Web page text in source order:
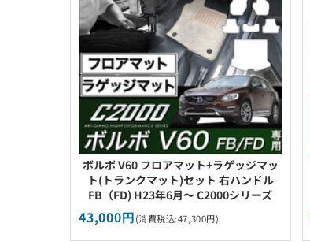
ボルボ V60 フロアマット+ラゲッジマッ
ト(トランクマット)セット 右ハンドル
FB（FD) H23年6月～ C2000シリーズ
43,000円(消費税込:47,300円)